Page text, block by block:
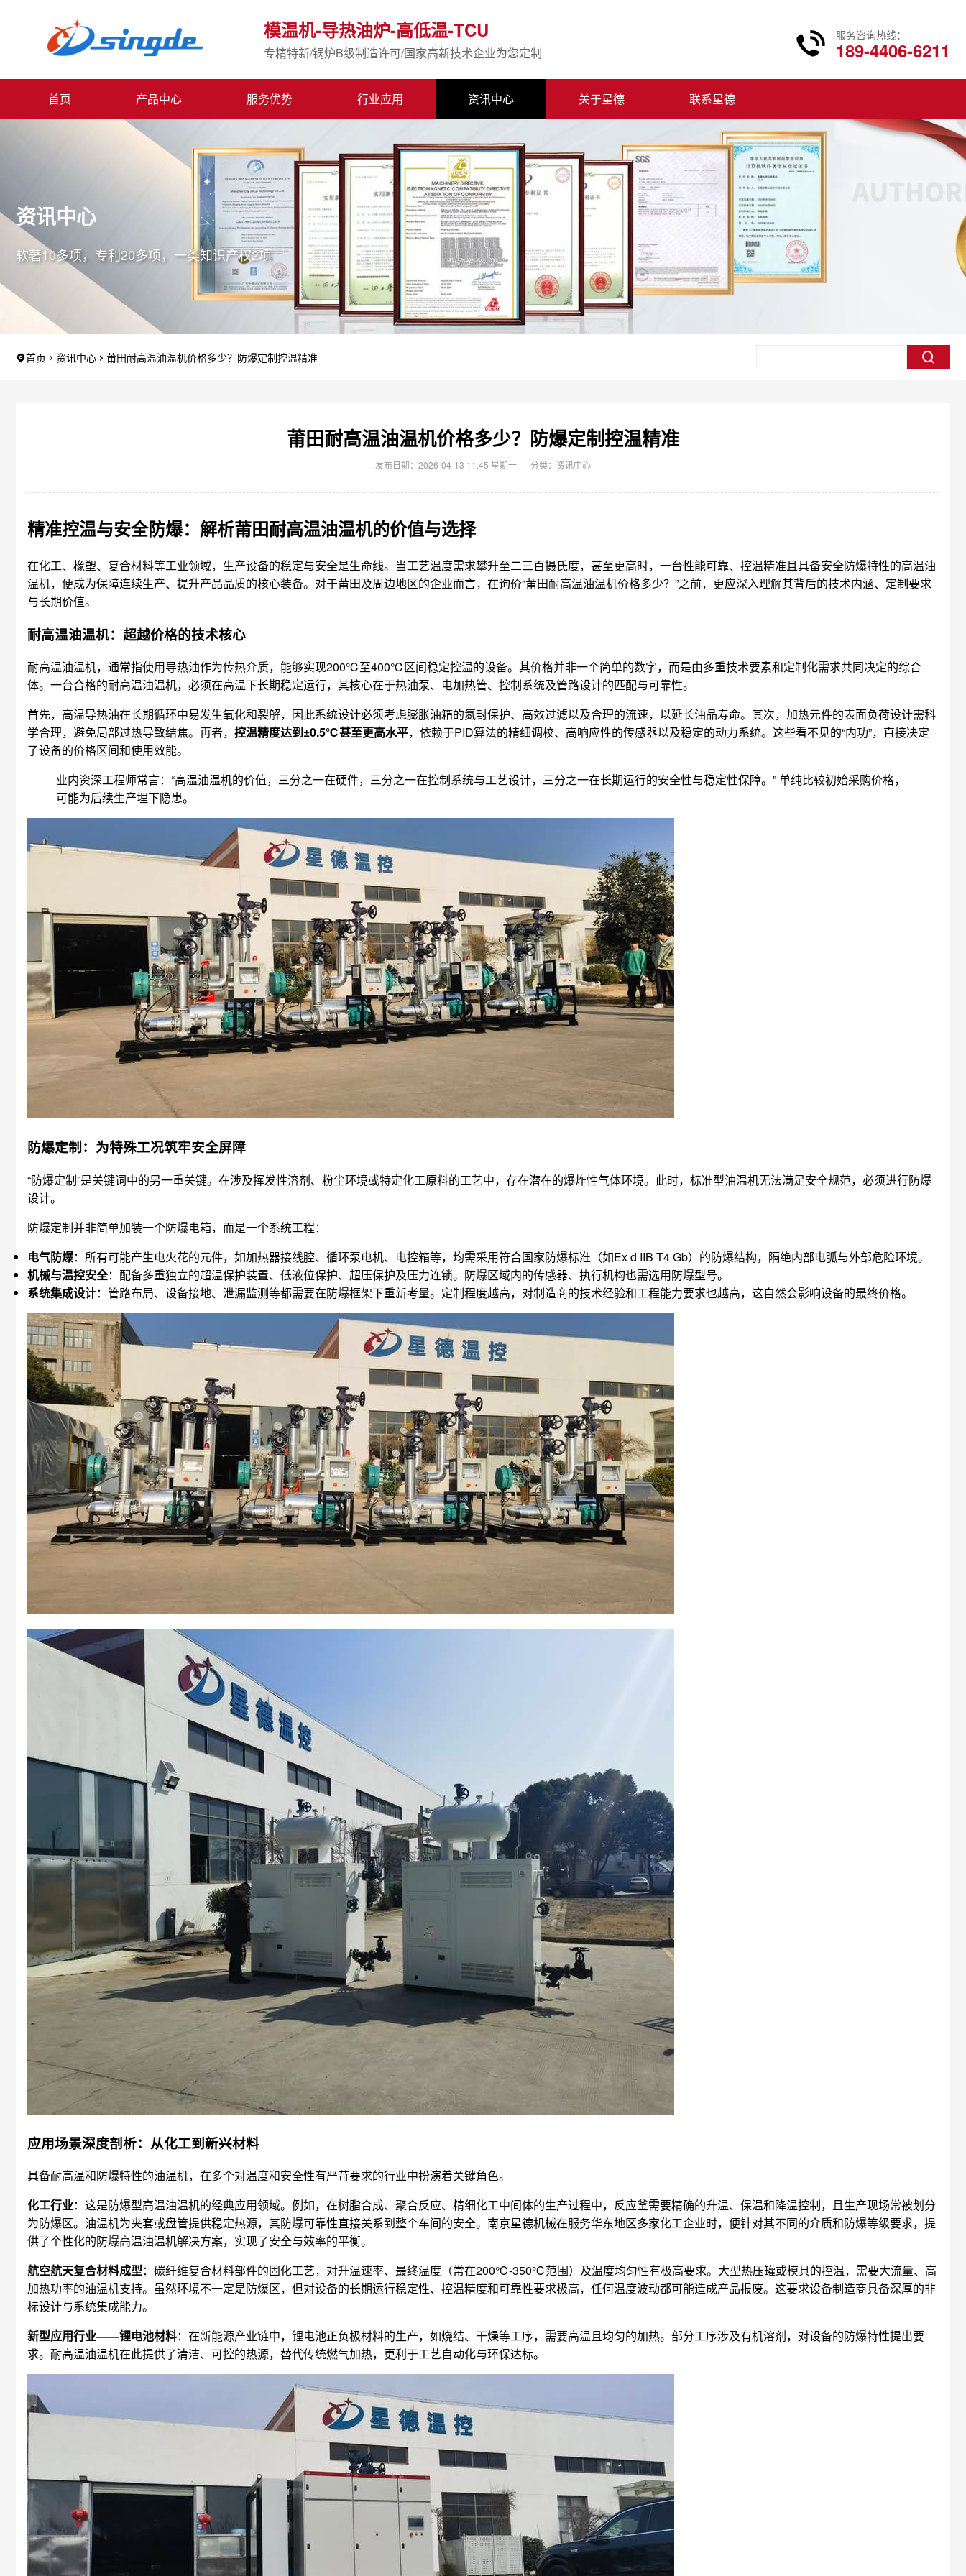
模温机-导热油炉-高低温-TCU
专精特新/锅炉B级制造许可/国家高新技术企业为您定制
服务咨询热线：
189-4406-6211
首页 产品中心 服务优势 行业应用 资讯中心 关于星德 联系星德
资讯中心
软著10多项，专利20多项，一类知识产权2项
首页 资讯中心 莆田耐高温油温机价格多少？防爆定制控温精准
莆田耐高温油温机价格多少？防爆定制控温精准
发布日期：2026-04-13 11:45 星期一 分类： 资讯中心
精准控温与安全防爆：解析莆田耐高温油温机的价值与选择
在化工、橡塑、复合材料等工业领域，生产设备的稳定与安全是生命线。当工艺温度需求攀升至二三百摄氏度，甚至更高时，一台性能可靠、控温精准且具备安全防爆特性的高温油
温机，便成为保障连续生产、提升产品品质的核心装备。对于莆田及周边地区的企业而言，在询价“莆田耐高温油温机价格多少？”之前，更应深入理解其背后的技术内涵、定制要求
与长期价值。
耐高温油温机：超越价格的技术核心
耐高温油温机，通常指使用导热油作为传热介质，能够实现200℃至400℃区间稳定控温的设备。其价格并非一个简单的数字，而是由多重技术要素和定制化需求共同决定的综合
体。一台合格的耐高温油温机，必须在高温下长期稳定运行，其核心在于热油泵、电加热管、控制系统及管路设计的匹配与可靠性。
首先，高温导热油在长期循环中易发生氧化和裂解，因此系统设计必须考虑膨胀油箱的氮封保护、高效过滤以及合理的流速，以延长油品寿命。其次，加热元件的表面负荷设计需科
学合理，避免局部过热导致结焦。再者， 控温精度达到±0.5℃甚至更高水平，依赖于PID算法的精细调校、高响应性的传感器以及稳定的动力系统。这些看不见的“内功”，直接决定
了设备的价格区间和使用效能。
业内资深工程师常言：“高温油温机的价值，三分之一在硬件，三分之一在控制系统与工艺设计，三分之一在长期运行的安全性与稳定性保障。” 单纯比较初始采购价格，
可能为后续生产埋下隐患。
防爆定制：为特殊工况筑牢安全屏障
“防爆定制”是关键词中的另一重关键。在涉及挥发性溶剂、粉尘环境或特定化工原料的工艺中，存在潜在的爆炸性气体环境。此时，标准型油温机无法满足安全规范，必须进行防爆
设计。
防爆定制并非简单加装一个防爆电箱，而是一个系统工程：
电气防爆：所有可能产生电火花的元件，如加热器接线腔、循环泵电机、电控箱等，均需采用符合国家防爆标准（如Ex d IIB T4 Gb）的防爆结构，隔绝内部电弧与外部危险环境。
机械与温控安全：配备多重独立的超温保护装置、低液位保护、超压保护及压力连锁。防爆区域内的传感器、执行机构也需选用防爆型号。
系统集成设计：管路布局、设备接地、泄漏监测等都需要在防爆框架下重新考量。定制程度越高，对制造商的技术经验和工程能力要求也越高，这自然会影响设备的最终价格。
应用场景深度剖析：从化工到新兴材料
具备耐高温和防爆特性的油温机，在多个对温度和安全性有严苛要求的行业中扮演着关键角色。
化工行业：这是防爆型高温油温机的经典应用领域。例如，在树脂合成、聚合反应、精细化工中间体的生产过程中，反应釜需要精确的升温、保温和降温控制，且生产现场常被划分
为防爆区。油温机为夹套或盘管提供稳定热源，其防爆可靠性直接关系到整个车间的安全。南京星德机械在服务华东地区多家化工企业时，便针对其不同的介质和防爆等级要求，提
供了个性化的防爆高温油温机解决方案，实现了安全与效率的平衡。
航空航天复合材料成型：碳纤维复合材料部件的固化工艺，对升温速率、最终温度（常在200℃-350℃范围）及温度均匀性有极高要求。大型热压罐或模具的控温，需要大流量、高
加热功率的油温机支持。虽然环境不一定是防爆区，但对设备的长期运行稳定性、控温精度和可靠性要求极高，任何温度波动都可能造成产品报废。这要求设备制造商具备深厚的非
标设计与系统集成能力。
新型应用行业——锂电池材料：在新能源产业链中，锂电池正负极材料的生产，如烧结、干燥等工序，需要高温且均匀的加热。部分工序涉及有机溶剂，对设备的防爆特性提出要
求。耐高温油温机在此提供了清洁、可控的热源，替代传统燃气加热，更利于工艺自动化与环保达标。